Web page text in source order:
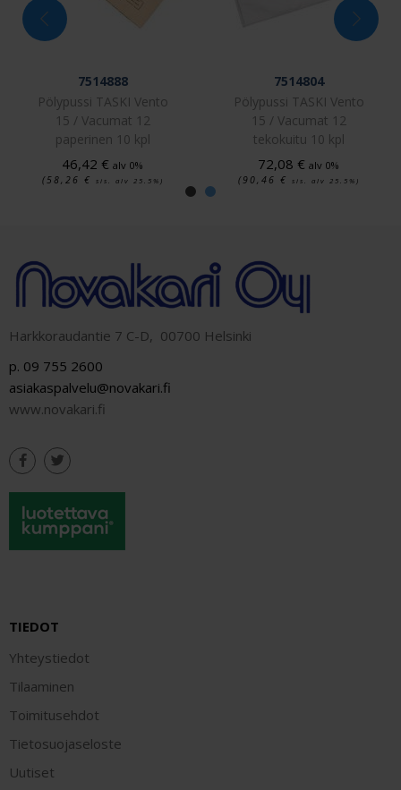
7514888
Pölypussi TASKI Vento
15 / Vacumat 12
paperinen 10 kpl
46,42 € alv 0%
(58,26 € sis. alv 25.5%)
7514804
Pölypussi TASKI Vento
15 / Vacumat 12
tekokuitu 10 kpl
72,08 € alv 0%
(90,46 € sis. alv 25.5%)
Harkkoraudantie 7 C-D, 00700 Helsinki
p. 09 755 2600
asiakaspalvelu@novakari.fi
www.novakari.fi
TIEDOT
Yhteystiedot
Tilaaminen
Toimitusehdot
Tietosuojaseloste
Uutiset